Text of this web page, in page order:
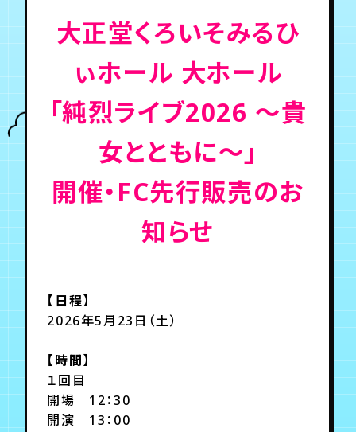
会員登録 ログイン
チケット
TICKET
お知らせ
FC NEWS
ムービー
MOVIE
会員登録
大正堂くろいそみるひ
ぃホール 大ホール
「純烈ライブ2026 ～貴
女とともに～​​​​​​​」
開催・FC先行販売のお
知らせ
【日程】
2026年5月23日（土）
【時間】
１回目
開場 12：30
開演 13：00